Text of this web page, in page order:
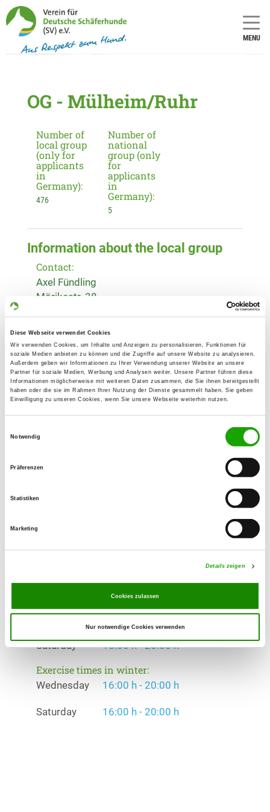
Diese Webseite verwendet Cookies
Wir verwenden Cookies, um Inhalte und Anzeigen zu personalisieren, Funktionen für
soziale Medien anbieten zu können und die Zugriffe auf unsere Website zu analysieren.
Außerdem geben wir Informationen zu Ihrer Verwendung unserer Website an unsere
Partner für soziale Medien, Werbung und Analysen weiter. Unsere Partner führen diese
Informationen möglicherweise mit weiteren Daten zusammen, die Sie ihnen bereitgestellt
haben oder die sie im Rahmen Ihrer Nutzung der Dienste gesammelt haben. Sie geben
Einwilligung zu unseren Cookies, wenn Sie unsere Webseite weiterhin nutzen.
Notwendig
Präferenzen
Statistiken
Marketing
Details zeigen
Cookies zulassen
Nur notwendige Cookies verwenden
MENU
OG - Mülheim/Ruhr
Number of
local group
(only for
applicants
in
Germany):
476
Number of
national
group (only
for
applicants
in
Germany):
5
Information about the local group
Contact:
Axel Fündling
Mörikestr. 38
Training ground:
Saarner Auenweg 4
45481 Mülheim a. d. Ruhr
Phone:
02102 1485014
02102 148491
E-Mail:
Wednesday 16:00 h - 20:00 h
Saturday 16:00 h - 20:00 h
Exercise times in winter:
Wednesday 16:00 h - 20:00 h
Saturday 16:00 h - 20:00 h